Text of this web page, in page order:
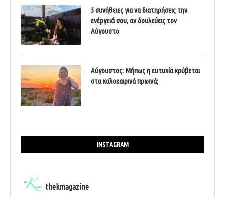
5 συνήθειες για να διατηρήσεις την
ενέργειά σου, αν δουλεύεις τον
Αύγουστο
Αύγουστος: Μήπως η ευτυχία κρύβεται
στα καλοκαιρινά πρωινά;
INSTAGRAM
thekmagazine